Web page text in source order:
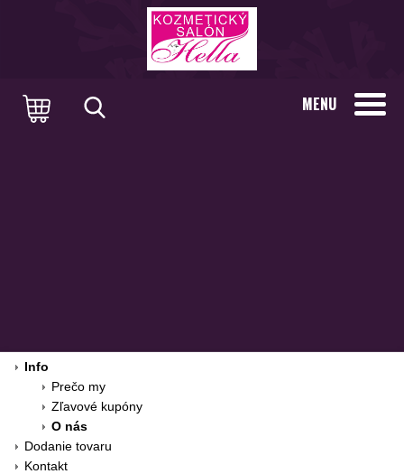
MENU
Info
Prečo my
Zľavové kupóny
O nás
Dodanie tovaru
Kontakt